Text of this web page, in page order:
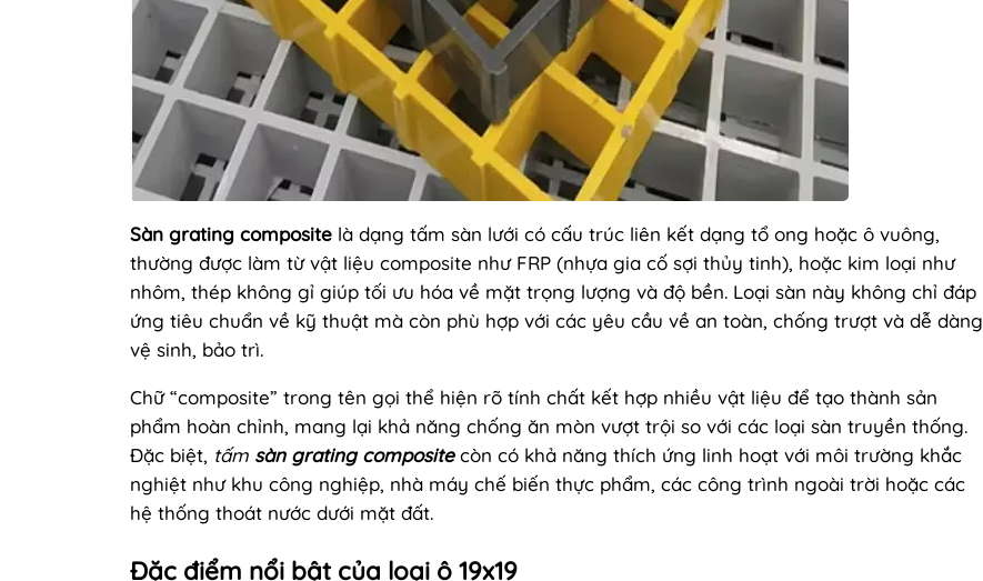
Sàn grating composite là dạng tấm sàn lưới có cấu trúc liên kết dạng tổ ong hoặc ô vuông,
thường được làm từ vật liệu composite như FRP (nhựa gia cố sợi thủy tinh), hoặc kim loại như
nhôm, thép không gỉ giúp tối ưu hóa về mặt trọng lượng và độ bền. Loại sàn này không chỉ đáp
ứng tiêu chuẩn về kỹ thuật mà còn phù hợp với các yêu cầu về an toàn, chống trượt và dễ dàng
vệ sinh, bảo trì.
Chữ “composite” trong tên gọi thể hiện rõ tính chất kết hợp nhiều vật liệu để tạo thành sản
phẩm hoàn chỉnh, mang lại khả năng chống ăn mòn vượt trội so với các loại sàn truyền thống.
Đặc biệt, tấm sàn grating compositecòn có khả năng thích ứng linh hoạt với môi trường khắc
nghiệt như khu công nghiệp, nhà máy chế biến thực phẩm, các công trình ngoài trời hoặc các
hệ thống thoát nước dưới mặt đất.
Đặc điểm nổi bật của loại ô 19x19